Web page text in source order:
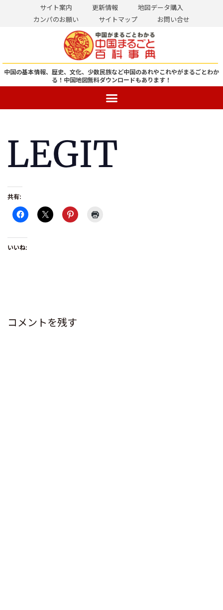
ン
ツ
ス
ッ
サイト案内 更新情報
地図データ購入
カンパのお願い
サイトマップ お問い合せ
中国の基本情報、歴史、文化、少数民族など中国のあれやこれやがまるごとわか
る！ 中国地図無料ダウンロードもあります！
共有:
いいね:
コメントを残す